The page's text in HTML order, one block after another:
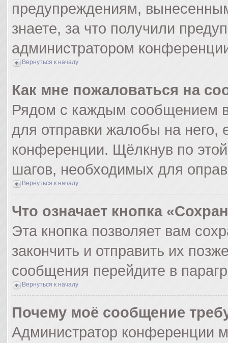
предупреждениям,
знаете, за что получили
администратором
Вернуться к началу
Как мне пожаловаться на
Рядом с каждым сообщением
для отправки жалобы на него,
конференции. Щёлкнув по
шагов, необходимых для
Вернуться к началу
Что означает кнопка
Эта кнопка позволяет вам
закончить и отправить их
сообщения перейдите в
Вернуться к началу
Почему моё сообщение
Администратор конференции